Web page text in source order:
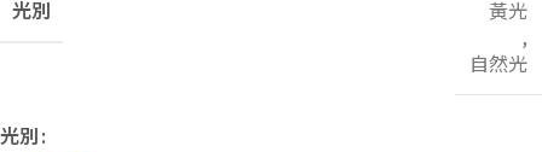
光別
黃光
,
自然光
光別